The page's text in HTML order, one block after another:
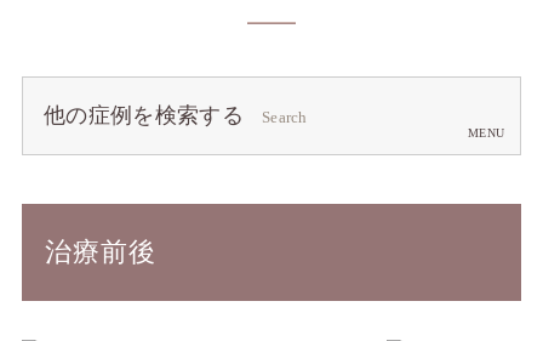
他の症例を検索する Search
治療前後